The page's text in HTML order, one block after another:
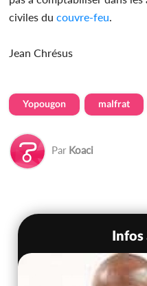
civiles ducouvre-feu.
Jean Chrésus
Yopougon malfrat
Par Koaci
Infos